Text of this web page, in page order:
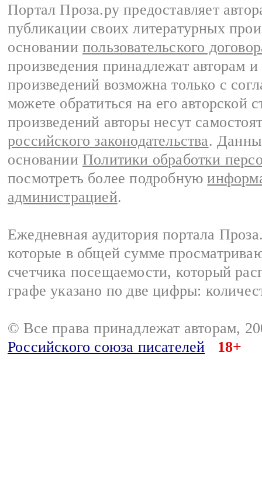
Портал Проза.ру предоставляет
публикации своих литературных
основании пользовательского
произведения принадлежат авторам
произведений возможна только с
можете обратиться на его авторской
произведений авторы несут
российского законодательства.
основании Политики обработки
посмотреть более подробную
администрацией.
Ежедневная аудитория портала
которые в общей сумме
счетчика посещаемости, который
графе указано по две цифры:
© Все права принадлежат авторам,
Российского союза писателей
18+